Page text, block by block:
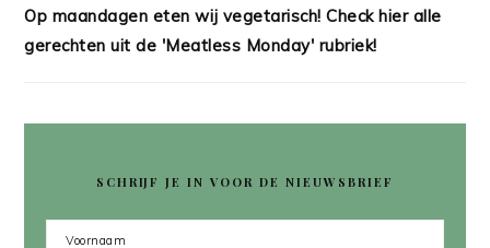
Op maandagen eten wij vegetarisch! Check hier alle
gerechten uit de 'Meatless Monday' rubriek!
SCHRIJF JE IN VOOR DE NIEUWSBRIEF